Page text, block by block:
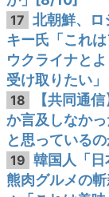
17 北朝鮮、
キー氏「これ
ウクライナと
受け取りたい」
18
【共同通
か言及しなか
と思っているの
19 韓国人「
熊肉グルメの